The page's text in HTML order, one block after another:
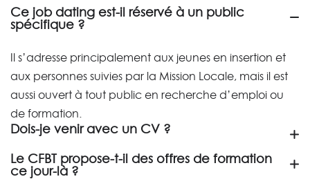
Ce job dating est-il réservé à un public
spécifique ?
Il s’adresse principalement aux jeunes en insertion et
aux personnes suivies par la Mission Locale, mais il est
aussi ouvert à tout public en recherche d’emploi ou
de formation.
Dois-je venir avec un CV ?
Le CFBT propose-t-il des offres de formation
ce jour-là ?